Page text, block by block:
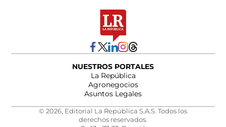
NUESTROS PORTALES
La República
Agronegocios
Asuntos Legales
© 2026, Editorial La República S.A.S. Todos los
derechos reservados.